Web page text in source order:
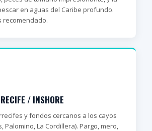
en aguas del Caribe profundo.
recomendado.
/ INSHORE
y fondos cercanos a los cayos
Palomino, La Cordillera). Pargo, mero,